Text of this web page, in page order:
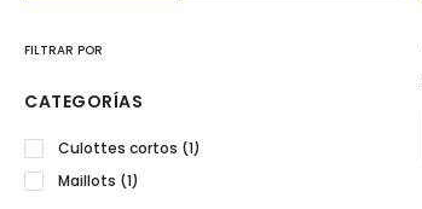
FILTRAR POR
CATEGORÍAS
Culottes cortos (1)
Maillots (1)